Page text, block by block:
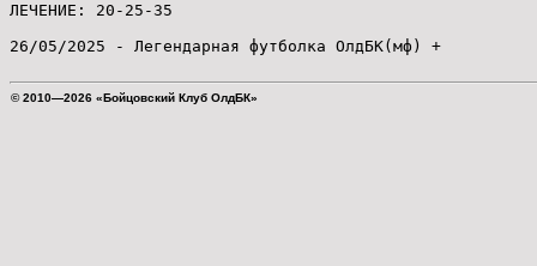
ЛЕЧЕНИЕ: 20-25-35
26/05/2025 - Легендарная футболка ОлдБК(мф) +
© 2010—2026 «Бойцовский Клуб ОлдБК»